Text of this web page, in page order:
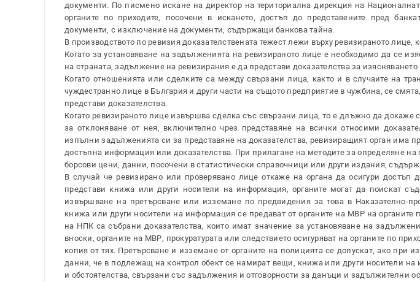
документи. По писмено искане на директор на териториална дирекция на
органите по приходите, посочени в искането, достъп до представените пред
документи, с изключение на документи, съдържащи банкова тайна.
В производството по ревизия доказателствената тежест лежи върху ревизираното лице,
Когато за установяване на задълженията на ревизираното лице е необходимо да се
на страната, задължение на ревизирания е да представи доказателства за
Когато отношенията или сделките са между свързани лица, както и в случаите на
чуждестранно лице в България и други части на същото предприятие в чужбина, се
представи доказателства.
Когато ревизираното лице извършва сделка със свързани лица, то е длъжно да докаже
за отклоняване от нея, включително чрез представяне на всички относими
изпълни задълженията си за представяне на доказателства, ревизиращият орган има
достъпна информация или доказателства. При прилагане на методите за определяне на
борсови цени, данни, посочени в статистически справочници или други издания,
В случай че ревизирано или проверявано лице откаже на органа да осигури
представи книжа или други носители на информация, органите могат да поискат
извършване на претърсване или изземане по предвидения за това в Наказателно-
книжа или други носители на информация се предават от органите на МВР на органите
на НПК са събрани доказателства, които имат значение за установяване на
вноски, органите на МВР, прокуратурата или следствието осигуряват на органите по
копия от тях. Претърсване и изземане от органите на полицията се допускат, ако при
данни, че в подлежащ на контрол обект се намират вещи, книжа или други носители
и обстоятелства, свързани със задължения и отговорности за данъци и задължителни